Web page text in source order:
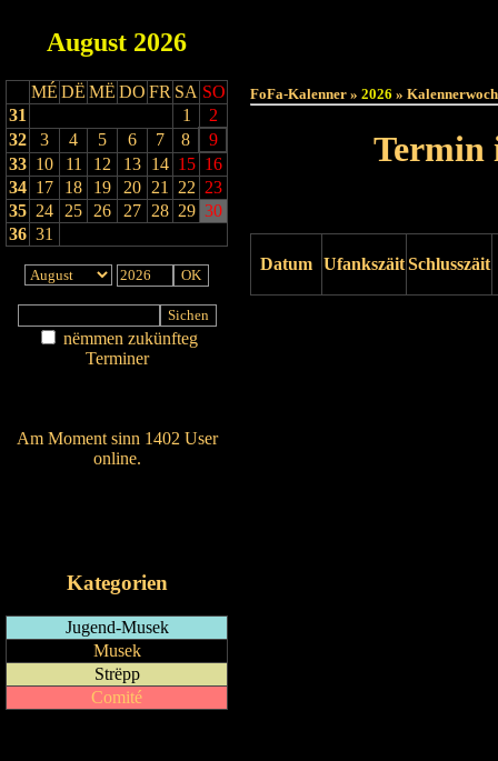
August 2026
MÉ DË MË DO FR SA SO
31
1
2
32
3 4 5 6 7 8
9
33 10 11 12 13 14 15 16
34 17 18 19 20 21 22 23
35 24 25 26 27 28 29 30
36 31
nëmmen zukünfteg
Terminer
Am Moment sinn 1402 User
online.
Kategorien
Jugend-Musek
Musek
Strëpp
Comité
FoFa-Kalenner » 2026 »
Termin
Datum UfankszäitSchlusszäit